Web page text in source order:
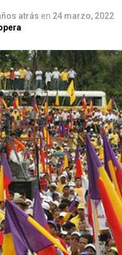
atrás en 24 marzo, 2022